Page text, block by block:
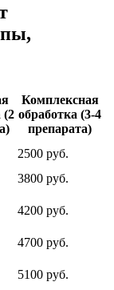
(2
Комплексная
обработка (3-4
препарата)
2500 руб.
3800 руб.
4200 руб.
4700 руб.
5100 руб.